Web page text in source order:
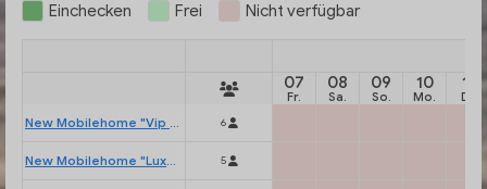
Einchecken Frei Nicht verfügbar
07
Fr.
08
Sa.
09
So.
10
Mo.
11
Di.
New Mobilehome "Vip Lodge Family" 6
New Mobilehome "Luxury Lodge" 5